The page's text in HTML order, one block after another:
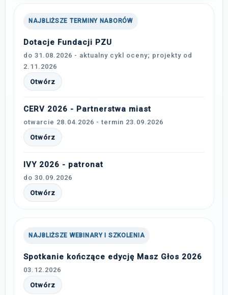
NAJBLIŻSZE TERMINY NABORÓW
Dotacje Fundacji PZU
do 31.08.2026 - aktualny cykl oceny; projekty od
2.11.2026
Otwórz
CERV 2026 - Partnerstwa miast
otwarcie 28.04.2026 - termin 23.09.2026
Otwórz
IVY 2026 - patronat
do 30.09.2026
Otwórz
NAJBLIŻSZE WEBINARY I SZKOLENIA
Spotkanie kończące edycję Masz Głos 2026
03.12.2026
Otwórz